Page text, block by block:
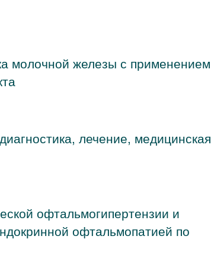
молочной железы с применением
лечение, медицинская
офтальмогипертензии и
офтальмопатией по